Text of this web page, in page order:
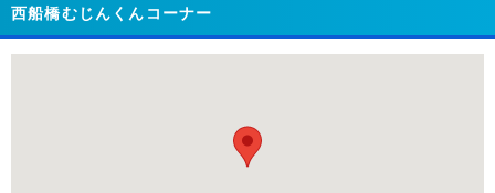
商品を根拠なくPRするものではなく、当編集部の調査／ユーザーへの口コミ収集な
どに基づき、公平性を担保した情報提供を行っています。
>提携企業一覧
西船橋むじんくんコーナー